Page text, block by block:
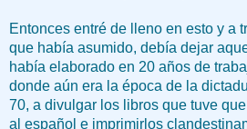
Entonces entré de lleno en esto y a
que había asumido, debía dejar
había elaborado en 20 años de
donde aún era la época de la
70, a divulgar los libros que tuve
al español e imprimirlos